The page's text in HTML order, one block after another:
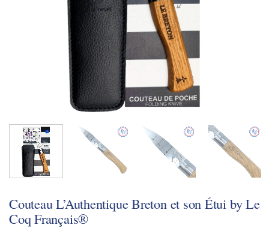
Couteau L’Authentique Breton et son Étui by Le
Coq Français®